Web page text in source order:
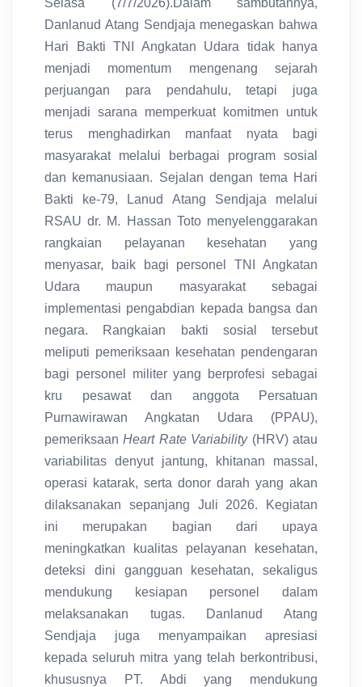
Selasa (7/7/2026).Dalam sambutannya,
Danlanud Atang Sendjaja menegaskan bahwa
Hari Bakti TNI Angkatan Udara tidak hanya
menjadi momentum mengenang sejarah
perjuangan para pendahulu, tetapi juga
menjadi sarana memperkuat komitmen untuk
terus menghadirkan manfaat nyata bagi
masyarakat melalui berbagai program sosial
dan kemanusiaan. Sejalan dengan tema Hari
Bakti ke-79, Lanud Atang Sendjaja melalui
RSAU dr. M. Hassan Toto menyelenggarakan
rangkaian pelayanan kesehatan yang
menyasar, baik bagi personel TNI Angkatan
Udara maupun masyarakat sebagai
implementasi pengabdian kepada bangsa dan
negara. Rangkaian bakti sosial tersebut
meliputi pemeriksaan kesehatan pendengaran
bagi personel militer yang berprofesi sebagai
kru pesawat dan anggota Persatuan
Purnawirawan Angkatan Udara (PPAU),
pemeriksaanHeart Rate Variability(HRV) atau
variabilitas denyut jantung, khitanan massal,
operasi katarak, serta donor darah yang akan
dilaksanakan sepanjang Juli 2026. Kegiatan
ini merupakan bagian dari upaya
meningkatkan kualitas pelayanan kesehatan,
deteksi dini gangguan kesehatan, sekaligus
mendukung kesiapan personel dalam
melaksanakan tugas. Danlanud Atang
Sendjaja juga menyampaikan apresiasi
kepada seluruh mitra yang telah berkontribusi,
khususnya PT. Abdi yang mendukung